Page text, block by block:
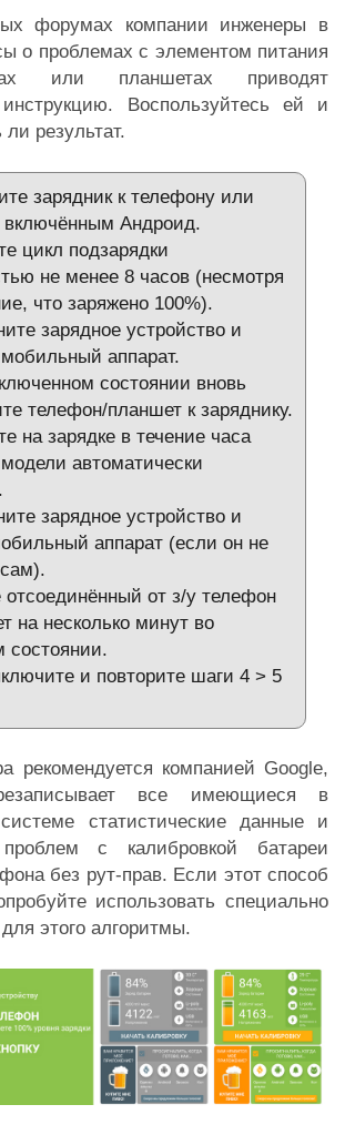
форумах компании инженеры в
о проблемах с элементом питания
или планшетах приводят
Воспользуйтесь ей и
ли результат.
зарядник к телефону или
включённым Андроид.
цикл подзарядки
не менее 8 часов (несмотря
что заряжено 100%).
зарядное устройство и
аппарат.
состоянии вновь
телефон/планшет к заряднику.
на зарядке в течение часа
автоматически
зарядное устройство и
аппарат (если он не
отсоединённый от з/у телефон
на несколько минут во
состоянии.
и повторите шаги 4 > 5
рекомендуется компанией Google,
все имеющиеся в
статистические данные и
с калибровкой батареи
без рут-прав. Если этот способ
использовать специально
этого алгоритмы.